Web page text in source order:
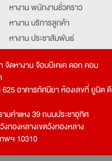
หางาน พนักงานชั่วคราว
หางาน บริการลูกค้า
หางาน ประชาสัมพันธ์
หางาน ประสานงาน
หางาน จองตั๋ว
หางาน กุ๊ก
หางาน นักศึกษาฝึกงาน
หางาน Mobile Application
Developer
จัดหางาน จ๊อบบีเคเค ดอท คอม
625 อาคารทัศนียา ห้องเลขที่ ยูนิต ดี
มคำแหง 39 ถนนประชาอุทิศ
งทองหลางเขตวังทองหลาง
พฯ 10310